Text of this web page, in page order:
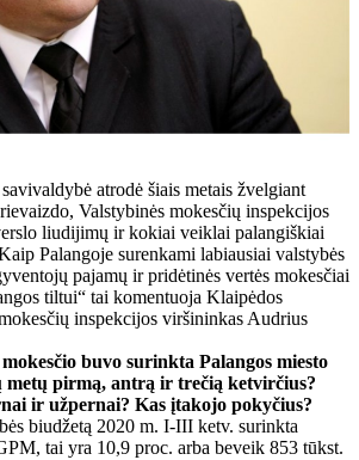
atrodė šiais metais žvelgiant
Valstybinės mokesčių inspekcijos
liudijimų ir kokiai veiklai palangiškiai
Palangoje surenkami labiausiai valstybės
pajamų ir pridėtinės vertės mokesčiai
tiltui“ tai komentuoja Klaipėdos
inspekcijos viršininkas Audrius
buvo surinkta Palangos miesto
metų pirmą, antrą ir trečią ketvirčius?
ir užpernai? Kas įtakojo pokyčius?
biudžetą 2020 m. I-III ketv. surinkta
tai yra 10,9 proc. arba beveik 853 tūkst.